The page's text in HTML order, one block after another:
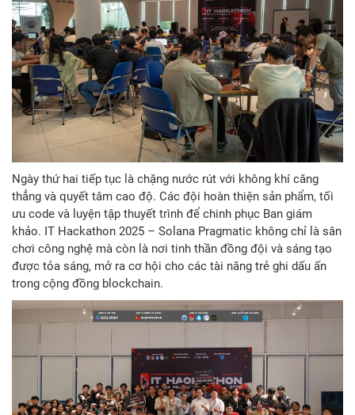
Ngày thứ hai tiếp tục là chặng nước rút với không khí căng
thẳng và quyết tâm cao độ. Các đội hoàn thiện sản phẩm, tối
ưu code và luyện tập thuyết trình để chinh phục Ban giám
khảo. IT Hackathon 2025 – Solana Pragmatic không chỉ là sân
chơi công nghệ mà còn là nơi tinh thần đồng đội và sáng tạo
được tỏa sáng, mở ra cơ hội cho các tài năng trẻ ghi dấu ấn
trong cộng đồng blockchain.